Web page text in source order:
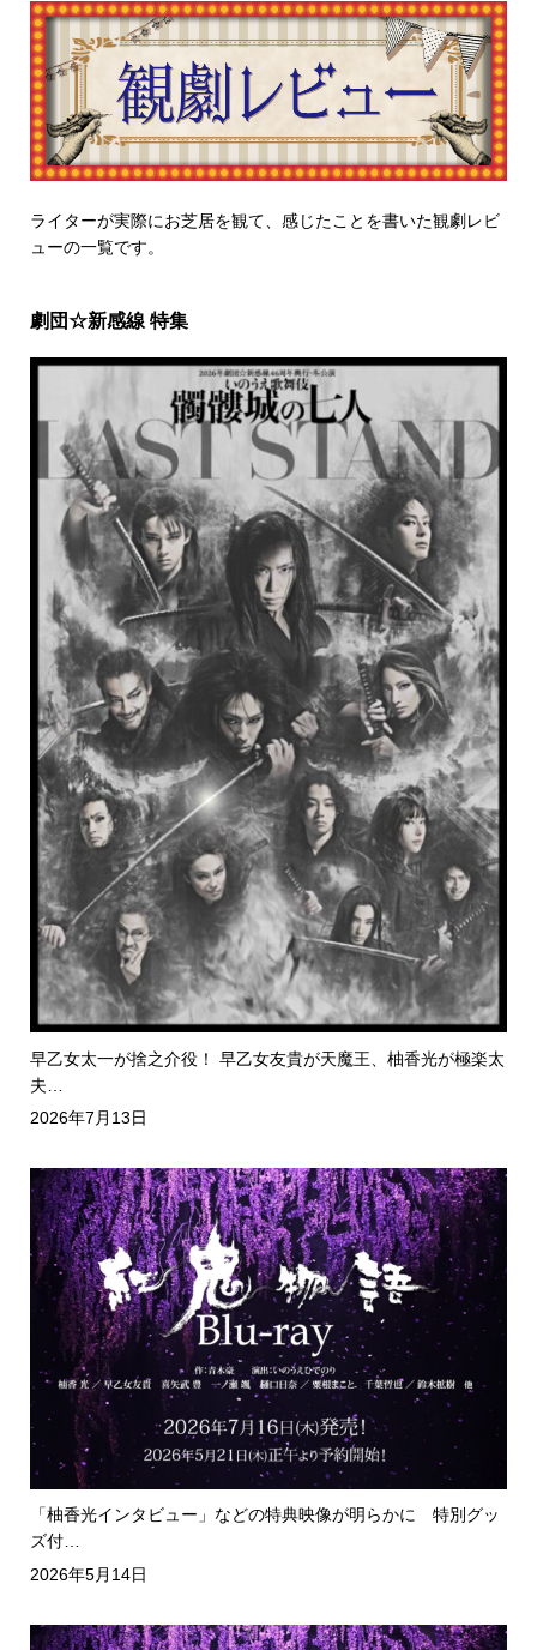
ライターが実際にお芝居を観て、感じたことを書いた観劇レビ
ューの一覧です。
劇団☆新感線 特集
早乙女太一が捨之介役！ 早乙女友貴が天魔王、柚香光が極楽太
夫…
2026年7月13日
「柚香光インタビュー」などの特典映像が明らかに 特別グッ
ズ付…
2026年5月14日